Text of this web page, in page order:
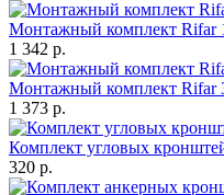
Монтажный комплект Rifar
1 342 р.
Монтажный комплект Rifar
1 373 р.
Комплект угловых
320 р.